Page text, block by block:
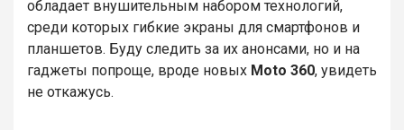
обладает внушительным набором технологий,
среди которых гибкие экраны для смартфонов и
планшетов. Буду следить за их анонсами, но и на
гаджеты попроще, вроде новых Moto 360, увидеть
не откажусь.